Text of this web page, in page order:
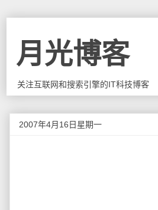
月光博客
关注互联网和搜索引擎的IT科技博客
2007年4月16日星期一